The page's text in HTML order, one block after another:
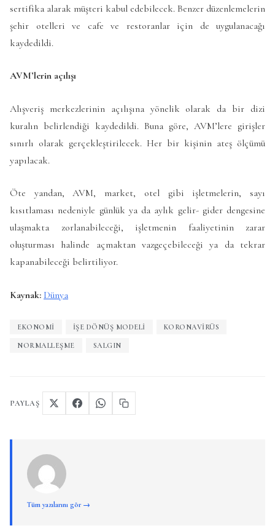
sertifika alarak müşteri kabul edebilecek. Benzer düzenlemelerin
şehir otelleri ve cafe ve restoranlar için de uygulanacağı
kaydedildi.
AVM’lerin açılışı
Alışveriş merkezlerinin açılışına yönelik olarak da bir dizi
kuralın belirlendiği kaydedildi. Buna göre, AVM’lere girişler
sınırlı olarak gerçekleştirilecek. Her bir kişinin ateş ölçümü
yapılacak.
Öte yandan, AVM, market, otel gibi işletmelerin, sayı
kısıtlaması nedeniyle günlük ya da aylık gelir- gider dengesine
ulaşmakta zorlanabileceği, işletmenin faaliyetinin zarar
oluşturması halinde açmaktan vazgeçebileceği ya da tekrar
kapanabileceği belirtiliyor.
Kaynak: Dünya
EKONOMI İŞE DÖNÜŞ MODELI KORONAVIRÜS
NORMALLEŞME SALGIN
PAYLAŞ
Tüm yazılarını gör →